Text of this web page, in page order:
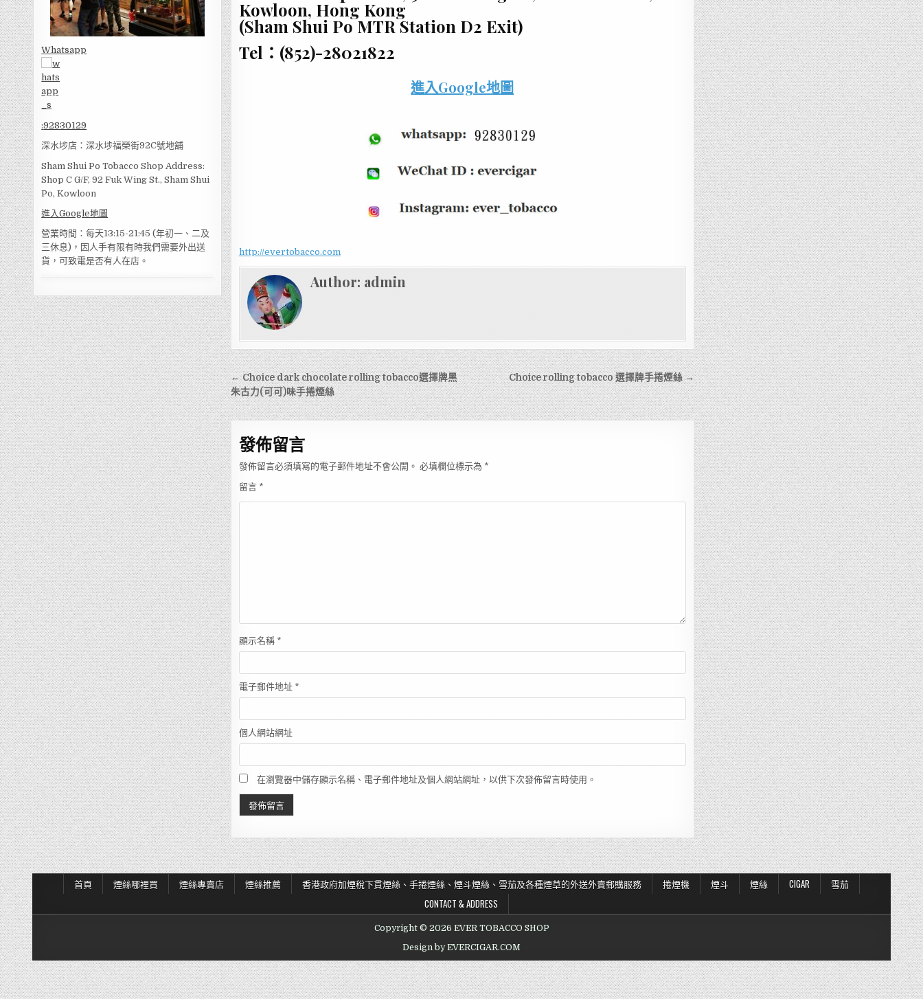
Whatsapp
:92830129
深水埗店：深水埗福榮街92C號地舖
Sham Shui Po Tobacco Shop Address:
Shop C G/F, 92 Fuk Wing St., Sham Shui
Po, Kowloon
進入Google地圖
營業時間：每天13:15-21:45 (年初一、二及
三休息)，因人手有限有時我們需要外出送
貨，可致電是否有人在店。
Kowloon, Hong Kong
(Sham Shui Po MTR Station D2 Exit)
Tel：(852)-28021822
進入Google地圖
http://evertobacco.com
Author: admin
文
章
導
覽
Choice rolling tobacco 選擇牌手捲煙絲 →
← Choice dark chocolate rolling tobacco選擇牌黑
朱古力(可可)味手捲煙絲
發佈留言
發佈留言必須填寫的電子郵件地址不會公開。 必填欄位標示為 *
留言 *
顯示名稱 *
電子郵件地址 *
個人網站網址
在瀏覽器中儲存顯示名稱、電子郵件地址及個人網站網址，以供下次發佈留言時使用。
首頁 煙絲哪裡買 煙絲專賣店 煙絲推薦 香港政府加煙稅下貫煙絲、手捲煙絲、煙斗煙絲、雪茄及各種煙草的外送外賣郵購服務 捲煙機 煙斗 煙絲 CIGAR
雪茄
CONTACT & ADDRESS
Copyright © 2026 EVER TOBACCO SHOP
Design by EVERCIGAR.COM